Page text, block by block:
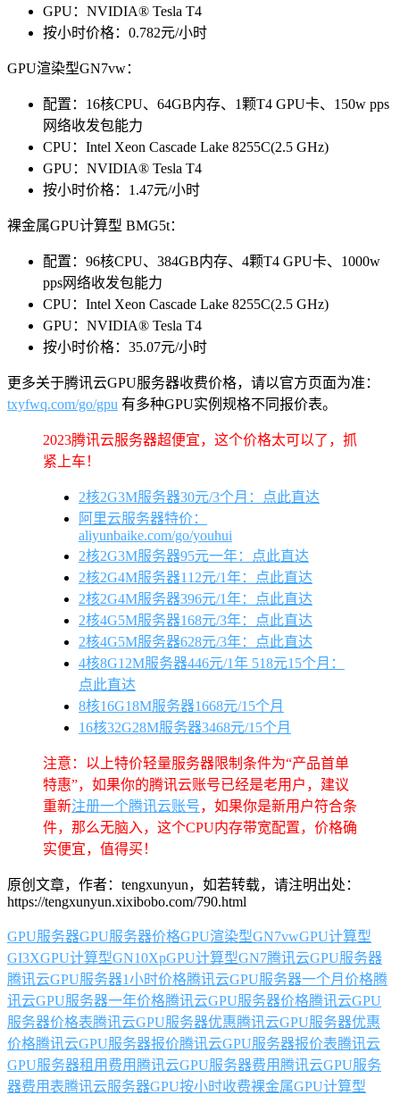
GPU：NVIDIA® Tesla T4
按小时价格：0.782元/小时
GPU渲染型GN7vw：
配置：16核CPU、64GB内存、1颗T4 GPU卡、150w pps
网络收发包能力
CPU：Intel Xeon Cascade Lake 8255C(2.5 GHz)
GPU：NVIDIA® Tesla T4
按小时价格：1.47元/小时
裸金属GPU计算型 BMG5t：
配置：96核CPU、384GB内存、4颗T4 GPU卡、1000w
pps网络收发包能力
CPU：Intel Xeon Cascade Lake 8255C(2.5 GHz)
GPU：NVIDIA® Tesla T4
按小时价格：35.07元/小时
更多关于腾讯云GPU服务器收费价格，请以官方页面为准：
txyfwq.com/go/gpu 有多种GPU实例规格不同报价表。
2023腾讯云服务器超便宜，这个价格太可以了，抓
紧上车！
2核2G3M服务器30元/3个月：点此直达
阿里云服务器特价：
aliyunbaike.com/go/youhui
2核2G3M服务器95元一年：点此直达
2核2G4M服务器112元/1年：点此直达
2核2G4M服务器396元/1年：点此直达
2核4G5M服务器168元/3年：点此直达
2核4G5M服务器628元/3年：点此直达
4核8G12M服务器446元/1年 518元15个月：
点此直达
8核16G18M服务器1668元/15个月
16核32G28M服务器3468元/15个月
注意：以上特价轻量服务器限制条件为“产品首单
特惠”，如果你的腾讯云账号已经是老用户，建议
重新注册一个腾讯云账号，如果你是新用户符合条
件，那么无脑入，这个CPU内存带宽配置，价格确
实便宜，值得买！
原创文章，作者：tengxunyun，如若转载，请注明出处：
https://tengxunyun.xixibobo.com/790.html
GPU服务器GPU服务器价格GPU渲染型GN7vwGPU计算型
GI3XGPU计算型GN10XpGPU计算型GN7腾讯云GPU服务器
腾讯云GPU服务器1小时价格腾讯云GPU服务器一个月价格腾
讯云GPU服务器一年价格腾讯云GPU服务器价格腾讯云GPU
服务器价格表腾讯云GPU服务器优惠腾讯云GPU服务器优惠
价格腾讯云GPU服务器报价腾讯云GPU服务器报价表腾讯云
GPU服务器租用费用 腾讯云GPU服务器费用 腾讯云GPU服务
器费用表腾讯云服务器GPU按小时收费裸金属GPU计算型